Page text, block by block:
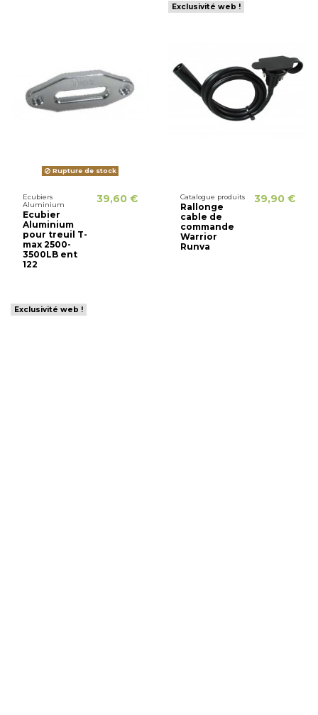
Rupture de stock
Ecubiers
Aluminium
Ecubier
Aluminium
pour treuil T-
max 2500-
3500LB ent
122
39,60 €
Exclusivité web !
Catalogue produits
Rallonge
cable de
commande
Warrior
Runva
39,90 €
Exclusivité web !